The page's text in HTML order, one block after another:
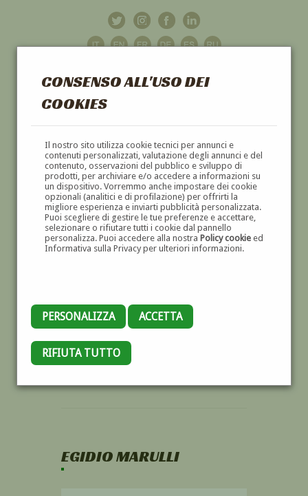
CONSENSO ALL'USO DEI
COOKIES
Il nostro sito utilizza cookie tecnici per annunci e
contenuti personalizzati, valutazione degli annunci e del
contenuto, osservazioni del pubblico e sviluppo di
prodotti, per archiviare e/o accedere a informazioni su
un dispositivo. Vorremmo anche impostare dei cookie
opzionali (analitici e di profilazione) per offrirti la
migliore esperienza e inviarti pubblicità personalizzata.
Puoi scegliere di gestire le tue preferenze e accettare,
selezionare o rifiutare tutti i cookie dal pannello
personalizza. Puoi accedere alla nostra Policy cookieed
Informativa sulla Privacy per ulteriori informazioni.
PERSONALIZZA ACCETTA
RIFIUTA TUTTO
GALLERIAD'ARTE
DIPINTI E SCULTURE '800 E '900
EGIDIO MARULLI